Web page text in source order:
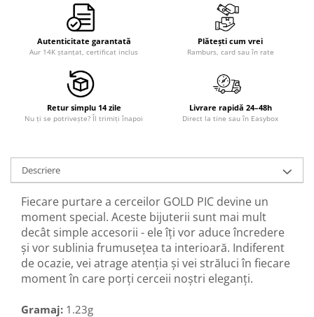
Autenticitate garantată
Aur 14K ștanțat, certificat inclus
Plătești cum vrei
Ramburs, card sau în rate
Retur simplu 14 zile
Nu ți se potrivește? Îl trimiți înapoi
Livrare rapidă 24–48h
Direct la tine sau în Easybox
Descriere
Fiecare purtare a cerceilor GOLD PIC devine un
moment special. Aceste bijuterii sunt mai mult
decât simple accesorii - ele îți vor aduce încredere
și vor sublinia frumusețea ta interioară. Indiferent
de ocazie, vei atrage atenția și vei străluci în fiecare
moment în care porți cerceii noștri eleganți.
Gramaj: 1.23g